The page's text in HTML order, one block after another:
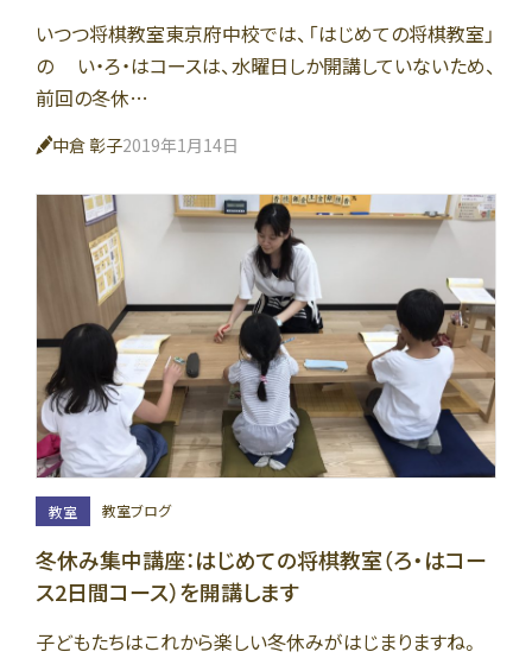
いつつ将棋教室東京府中校では、「はじめての将棋教室」
の い・ろ・はコースは、水曜日しか開講していないため、
前回の冬休…
中倉 彰子2019年1月14日
教室 教室ブログ
冬休み集中講座：はじめての将棋教室（ろ・はコー
ス2日間コース）を開講します
子どもたちはこれから楽しい冬休みがはじまりますね。